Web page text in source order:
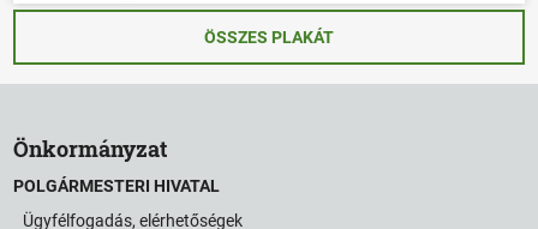
ÖSSZES PLAKÁT
Önkormányzat
POLGÁRMESTERI HIVATAL
Ügyfélfogadás, elérhetőségek